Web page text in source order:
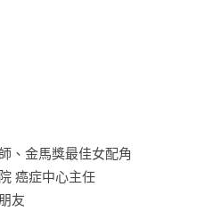
、金馬獎最佳女配角
癌症中心主任
友